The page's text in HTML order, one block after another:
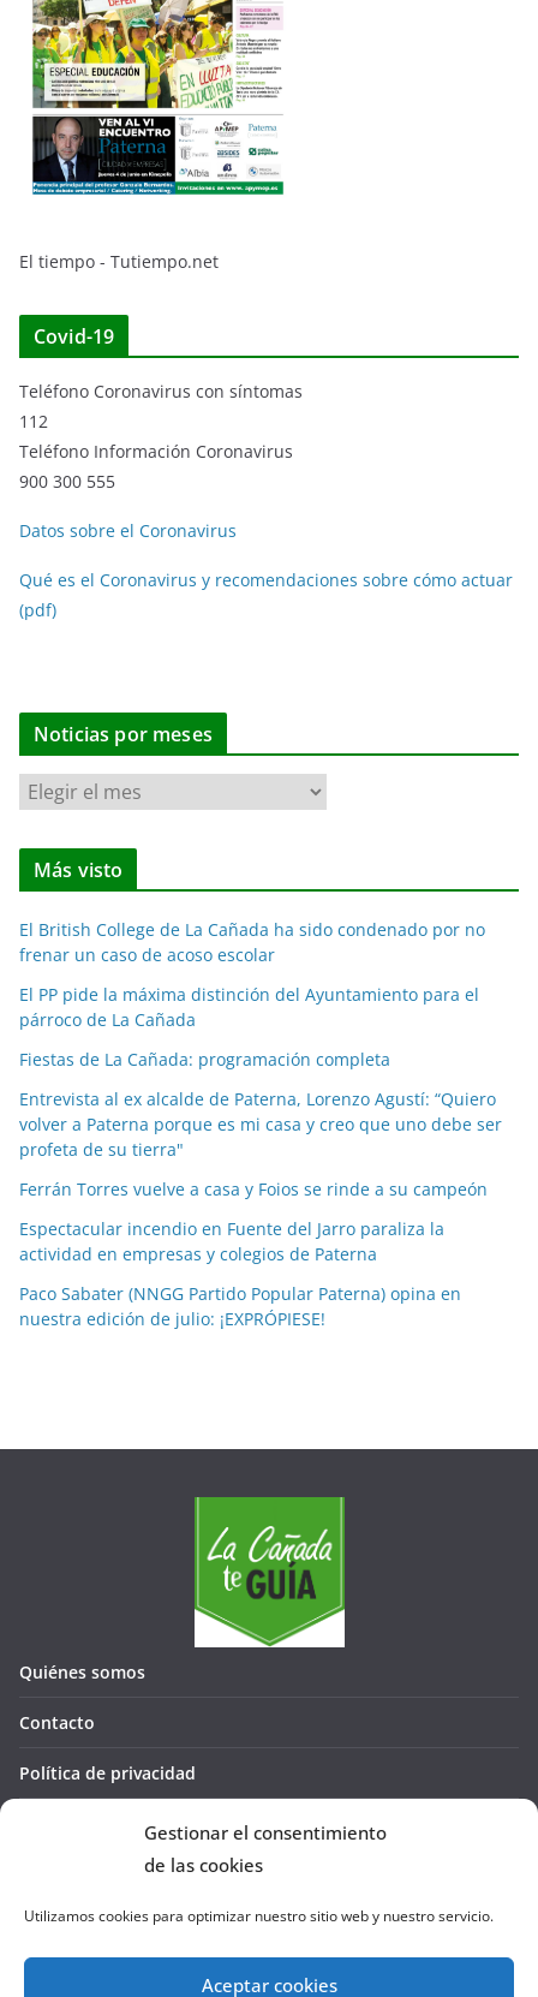
Gestionar el consentimiento
de las cookies
Utilizamos cookies para optimizar nuestro sitio web y nuestro servicio.
Aceptar cookies
El tiempo - Tutiempo.net
Covid-19
Teléfono Coronavirus con síntomas
112
Teléfono Información Coronavirus
900 300 555
Datos sobre el Coronavirus
Qué es el Coronavirus y recomendaciones sobre cómo actuar
(pdf)
Noticias por meses
N
o
t
i
a
s
p
o
m
e
s
Más visto
El British College de La Cañada ha sido condenado por no
frenar un caso de acoso escolar
El PP pide la máxima distinción del Ayuntamiento para el
párroco de La Cañada
Fiestas de La Cañada: programación completa
Entrevista al ex alcalde de Paterna, Lorenzo Agustí: “Quiero
volver a Paterna porque es mi casa y creo que uno debe ser
profeta de su tierra"
Ferrán Torres vuelve a casa y Foios se rinde a su campeón
Espectacular incendio en Fuente del Jarro paraliza la
actividad en empresas y colegios de Paterna
Paco Sabater (NNGG Partido Popular Paterna) opina en
nuestra edición de julio: ¡EXPRÓPIESE!
Quiénes somos
Contacto
Política de privacidad
Política de cookies (UE)